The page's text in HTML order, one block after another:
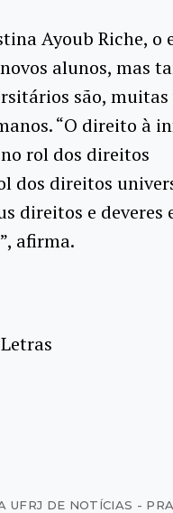
Ayoub Riche, o
alunos, mas
são, muitas
“O direito à
rol dos direitos
dos direitos
direitos e
afirma.
UFRJ DE NOTÍCIAS -